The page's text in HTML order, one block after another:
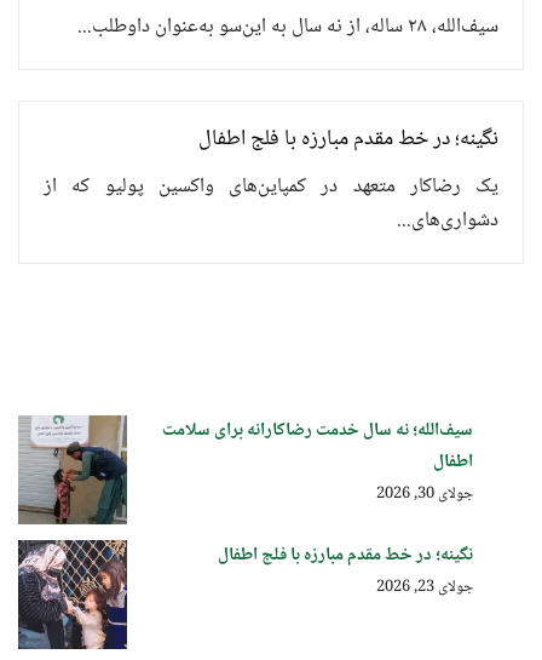
سیف‌الله، ۲۸ ساله، از نه سال به این‌سو به‌عنوان داوطلب...
نگینه؛ در خط مقدم مبارزه با فلج اطفال
یک رضاکار متعهد در کمپاین‌های واکسین پولیو که از
دشواری‌های...
سیف‌الله؛ نه سال خدمت رضاکارانه برای سلامت
اطفال
جولای 30, 2026
نگینه؛ در خط مقدم مبارزه با فلج اطفال
جولای 23, 2026